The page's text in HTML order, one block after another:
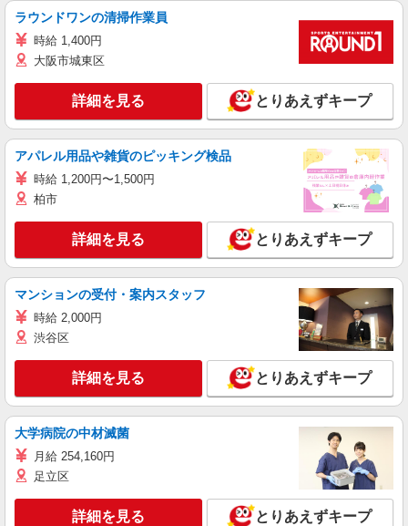
ラウンドワンの清掃作業員
時給 1,400円
大阪市城東区
詳細を見る とりあえずキープ
アパレル用品や雑貨のピッキング検品
時給 1,200円〜1,500円
柏市
詳細を見る とりあえずキープ
マンションの受付・案内スタッフ
時給 2,000円
渋谷区
詳細を見る とりあえずキープ
大学病院の中材滅菌
月給 254,160円
足立区
詳細を見る とりあえずキープ